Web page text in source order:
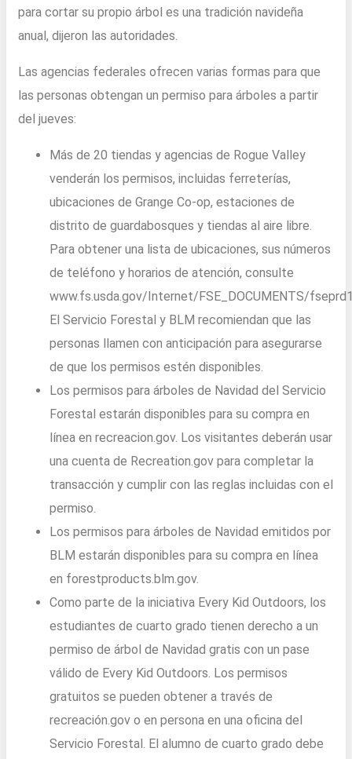
para cortar su propio árbol es una tradición navideña
anual, dijeron las autoridades.
Las agencias federales ofrecen varias formas para que
las personas obtengan un permiso para árboles a partir
del jueves:
Más de 20 tiendas y agencias de Rogue Valley
venderán los permisos, incluidas ferreterías,
ubicaciones de Grange Co-op, estaciones de
distrito de guardabosques y tiendas al aire libre.
Para obtener una lista de ubicaciones, sus números
de teléfono y horarios de atención, consulte
www.fs.usda.gov/Internet/FSE_DOCUMENTS/
El Servicio Forestal y BLM recomiendan que las
personas llamen con anticipación para asegurarse
de que los permisos estén disponibles.
Los permisos para árboles de Navidad del Servicio
Forestal estarán disponibles para su compra en
línea en recreacion.gov. Los visitantes deberán usar
una cuenta de Recreation.gov para completar la
transacción y cumplir con las reglas incluidas con el
permiso.
Los permisos para árboles de Navidad emitidos por
BLM estarán disponibles para su compra en línea
en forestproducts.blm.gov.
Como parte de la iniciativa Every Kid Outdoors, los
estudiantes de cuarto grado tienen derecho a un
permiso de árbol de Navidad gratis con un pase
válido de Every Kid Outdoors. Los permisos
gratuitos se pueden obtener a través de
recreación.gov o en persona en una oficina del
Servicio Forestal. El alumno de cuarto grado debe